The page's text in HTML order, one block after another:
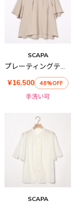
SCAPA
プレーティングテンジクカットソー
¥16,500
48%OFF
手洗い可
SCAPA